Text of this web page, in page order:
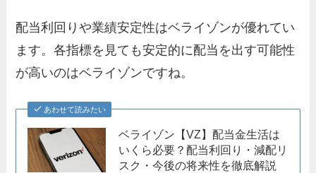
配当利回りや業績安定性はベライゾンが優れてい
ます。各指標を見ても安定的に配当を出す可能性
が高いのはベライゾンですね。
あわせて読みたい
ベライゾン【VZ】配当金生活は
いくら必要？配当利回り・減配リ
スク・今後の将来性を徹底解説